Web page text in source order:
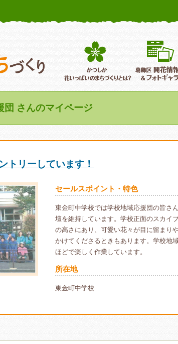
かつしか花いっぱいのまちづくり葛飾区花いっぱ
団 さんのマイページ
トリーしています！
セールスポイント・特色
東金町中学校では学校地域応援団の皆さ
壇を維持しています。学校正面のスカイ
の高さにあり、可愛い花々が目に留まり
かけてくださるときもあります。学校地
ほどで楽しく作業しています。
所在地
東金町中学校